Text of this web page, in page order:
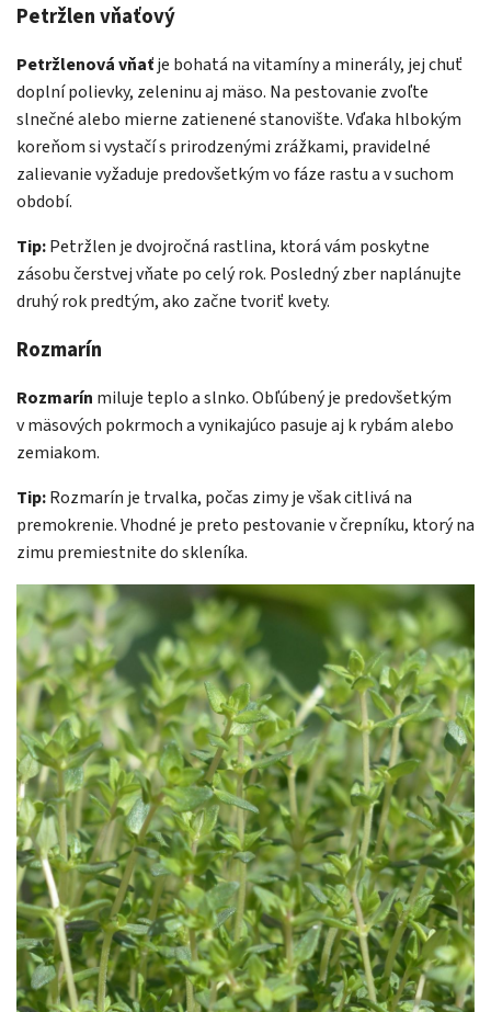
Petržlen vňaťový
Petržlenová vňaťje bohatá na vitamíny a minerály, jej chuť
doplní polievky, zeleninu aj mäso. Na pestovanie zvoľte
slnečné alebo mierne zatienené stanovište. Vďaka hlbokým
koreňom si vystačí s prirodzenými zrážkami, pravidelné
zalievanie vyžaduje predovšetkým vo fáze rastu a v suchom
období.
Tip:Petržlen je dvojročná rastlina, ktorá vám poskytne
zásobu čerstvej vňate po celý rok. Posledný zber naplánujte
druhý rok predtým, ako začne tvoriť kvety.
Rozmarín
Rozmarín miluje teplo a slnko. Obľúbený je predovšetkým
v mäsových pokrmoch a vynikajúco pasuje aj k rybám alebo
zemiakom.
Tip:Rozmarín je trvalka, počas zimy je však citlivá na
premokrenie. Vhodné je preto pestovanie v črepníku, ktorý na
zimu premiestnite do skleníka.